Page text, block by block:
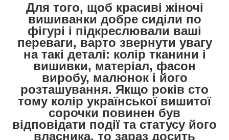
Для того, щоб красиві жіночі
вишиванки добре сиділи по
фігурі і підкреслювали ваші
переваги, варто звернути увагу
на такі деталі: колір тканини і
вишивки, матеріал, фасон
виробу, малюнок і його
розташування. Якщо років сто
тому колір української вишитої
сорочки повинен був
відповідати події та статусу його
власника, то зараз досить